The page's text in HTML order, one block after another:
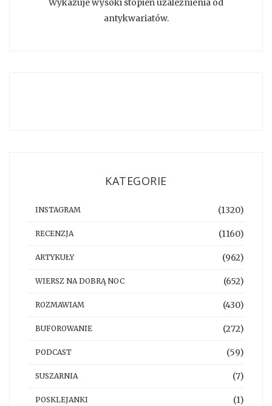
Wykazuje wysoki stopień uzależnienia od
antykwariatów.
KATEGORIE
INSTAGRAM (1320)
RECENZJA (1160)
ARTYKUŁY (962)
WIERSZ NA DOBRĄ NOC (652)
ROZMAWIAM (430)
BUFOROWANIE (272)
PODCAST (59)
SUSZARNIA (7)
POSKLEJANKI (1)